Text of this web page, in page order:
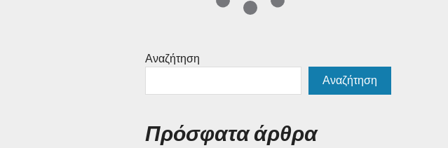
Αναζήτηση
Αναζήτηση
Πρόσφατα άρθρα